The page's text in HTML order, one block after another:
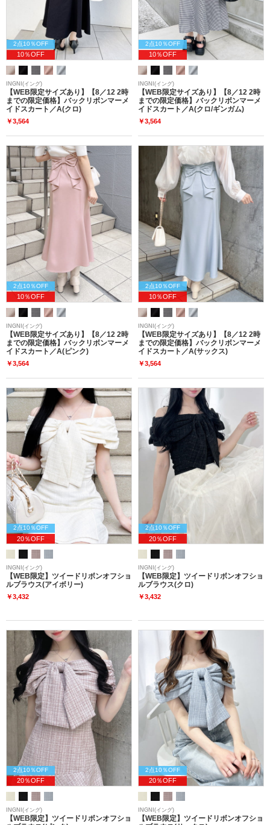
2点10％OFF
10％OFF
INGNI(イング)
【WEB限定サイズあり】【8／12 2時
までの限定価格】バックリボンマーメ
イドスカート／A(クロ)
￥3,564
2点10％OFF
10％OFF
INGNI(イング)
【WEB限定サイズあり】【8／12 2時
までの限定価格】バックリボンマーメ
イドスカート／A(クロ/ギンガム)
￥3,564
2点10％OFF
10％OFF
INGNI(イング)
【WEB限定サイズあり】【8／12 2時
までの限定価格】バックリボンマーメ
イドスカート／A(ピンク)
￥3,564
2点10％OFF
10％OFF
INGNI(イング)
【WEB限定サイズあり】【8／12 2時
までの限定価格】バックリボンマーメ
イドスカート／A(サックス)
￥3,564
2点10％OFF
20％OFF
INGNI(イング)
【WEB限定】ツイードリボンオフショ
ルブラウス(アイボリー)
￥3,432
2点10％OFF
20％OFF
INGNI(イング)
【WEB限定】ツイードリボンオフショ
ルブラウス(クロ)
￥3,432
2点10％OFF
20％OFF
INGNI(イング)
【WEB限定】ツイードリボンオフショ
2点10％OFF
20％OFF
INGNI(イング)
【WEB限定】ツイードリボンオフショ